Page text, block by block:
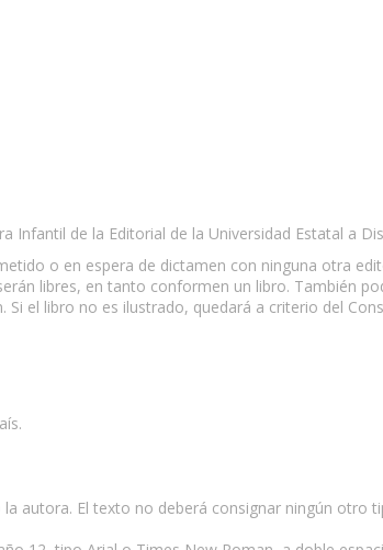
de la Editorial de la Universidad Estatal a
o en espera de dictamen con ninguna otra
libres, en tanto conformen un libro. También
el libro no es ilustrado, quedará a criterio del
autora. El texto no deberá consignar ningún otro